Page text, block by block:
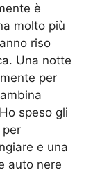
è
molto più
riso
Una notte
per
speso gli
per
e una
auto nere